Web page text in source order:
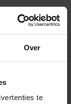
Over
te
gemaakt van
en zijn geschikt
vaatwasser.
naar huis te
aan het
ook